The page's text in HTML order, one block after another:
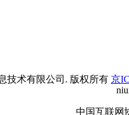
技术有限公司. 版权所有 京
中国互联网